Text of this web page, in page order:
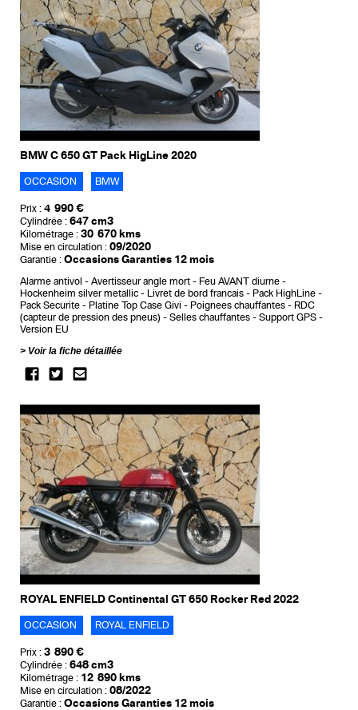
BMW C 650 GT Pack HigLine 2020
OCCASION BMW
Prix : 4 990 €
Cylindrée : 647 cm3
Kilométrage : 30 670 kms
Mise en circulation : 09/2020
Garantie : Occasions Garanties 12 mois
Alarme antivol Avertisseur angle mort
Feu AVANT diurne
Hockenheim silver metallic
Livret de bord francais
Pack HighLine
Pack Securite
Platine Top Case Givi Poignees chauffantes
RDC
(capteur de pression des pneus)
Selles chauffantes
Support GPS
Version EU
Voir la fiche détaillée
ROYAL ENFIELD Continental GT 650 Rocker Red 2022
OCCASION ROYAL ENFIELD
Prix : 3 890 €
Cylindrée : 648 cm3
Kilométrage : 12 890 kms
Mise en circulation : 08/2022
Garantie : Occasions Garanties 12 mois